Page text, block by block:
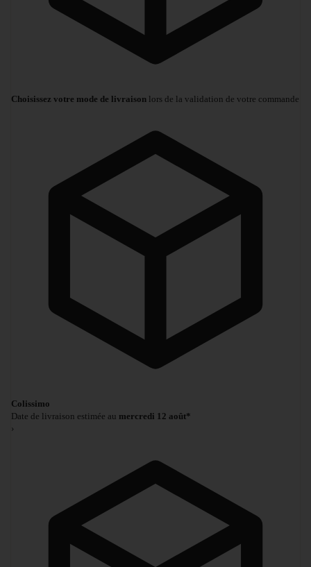
Choisissez votre mode de livraison lors de la validation de votre commande
Colissimo
Date de livraison estimée au mercredi 12 août*
›